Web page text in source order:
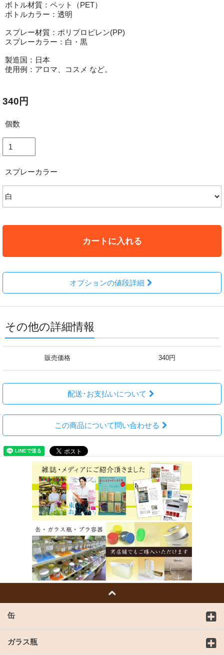
ボトル材質：ペット（PET）
ボトルカラー：透明
スプレー材質：ポリプロピレン(PP)
スプレーカラー：白・黒
製造国：日本
使用例：アロマ、コスメ など。
340円
個数
スプレーカラー
カートに入れる
オプションの値段詳細
その他の詳細情報
販売価格 340円
配送･お支払いについて
この商品について問い合わせる
缶
ガラス瓶